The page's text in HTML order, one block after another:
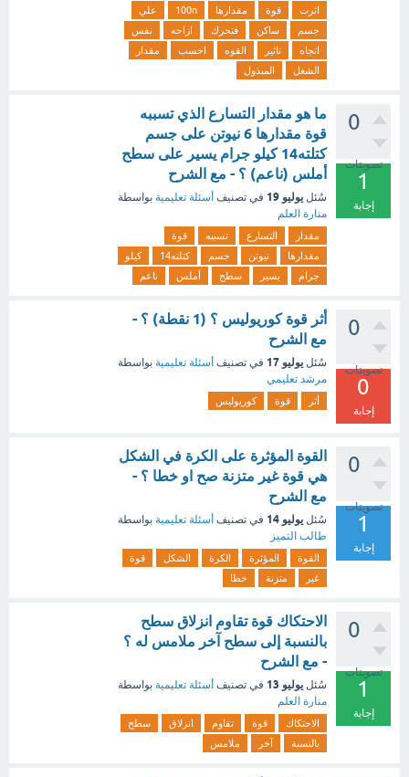
اثرت قوة مقدارها 100n
علي
جسم
ساكن فتحرك ازاحه
نفس
اتجاه
تاثير القوه احسب
مقدار
الشغل
المبذول
0
تصويتات
1
إجابة
ما هو مقدار التسارع الذي تسببه
قوة مقدارها 6 نيوتن على جسم
كتلته14 كيلو جرام يسير على سطح
أملس (ناعم) ؟ - مع الشرح
سُئل يوليو 19 في تصنيف أسئلة تعليمية بواسطة
منارة العلم
مقدار التسارع تسببه
قوة
مقدارها
نيوتن جسم كتلته14
كيلو
جرام
يسير سطح أملس ناعم
0
تصويتات
0
إجابة
أثر قوة كوريوليس ؟ (1 نقطة) ؟ -
مع الشرح
سُئل يوليو 17 في تصنيف أسئلة تعليمية بواسطة
مرشد تعليمي
أثر قوة كوريوليس
0
تصويتات
1
إجابة
القوة المؤثرة على الكرة في الشكل
هي قوة غير متزنة صح او خطا ؟ -
مع الشرح
سُئل يوليو 14 في تصنيف أسئلة تعليمية بواسطة
طالب التميز
القوة المؤثرة الكرة الشكل
قوة
غير
متزنة خطا
0
تصويتات
1
إجابة
الاحتكاك قوة تقاوم انزلاق سطح
بالنسبة إلى سطح آخر ملامس له ؟
- مع الشرح
سُئل يوليو 13 في تصنيف أسئلة تعليمية بواسطة
منارة العلم
الاحتكاك قوة تقاوم انزلاق
سطح
بالنسبة
آخر ملامس